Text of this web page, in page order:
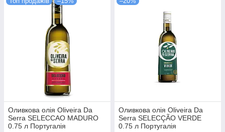
Оливкова олія Oliveira Da
Serra SELECCAO MADURO
0.75 л Португалія
Оливкова олія Oliveira Da
Serra SELECÇÃO VERDE
0.75 л Португалія